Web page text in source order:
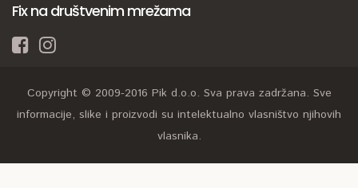
Fix na društvenim mrežama
Copyright © 2009-2016 Pik d.o.o. Sva prava zadržana. Sve
informacije, slike i proizvodi su intelektualno vlasništvo njihovih
vlasnika.